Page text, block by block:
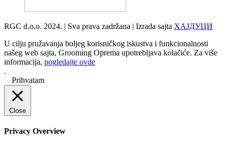
RGC d.o.o. 2024. | Sva prava zadržana | Izrada sajta ХАЈДУЦИ
U cilju pružavanja boljeg korisničkog iskustva i funkcionalnosti
našeg web sajta, Grooming Oprema upotrebljava kolačiće. Za više
informacija, pogledajte ovde
.
Prihvatam
Close
Privacy Overview